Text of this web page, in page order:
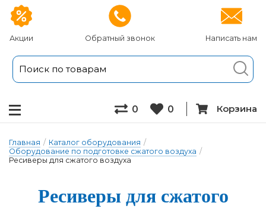
Акции Обратный звонок Написать нам
0 0 Корзина
Главная / Каталог оборудования /
Оборудование по подготовке сжатого воздуха /
Ресиверы для сжатого воздуха
Ресиве­ры для сжа­то­го